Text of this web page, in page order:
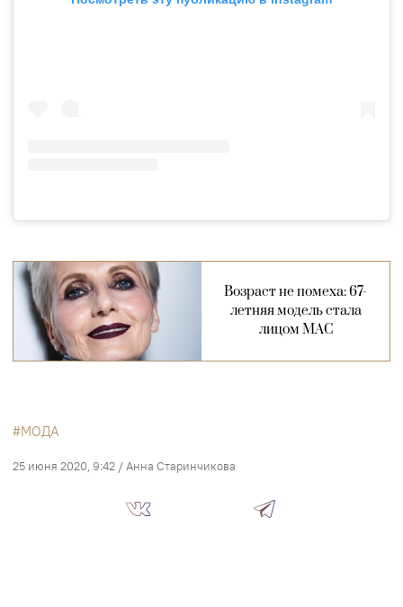
Возраст не помеха: 67-
летняя модель стала
лицом MAC
МОДА
25 июня 2020, 9:42 / Анна Старинчикова